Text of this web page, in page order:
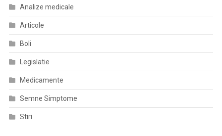
Analize medicale
Articole
Boli
Legislatie
Medicamente
Semne Simptome
Stiri